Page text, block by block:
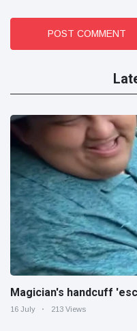
POST COMMENT
Magician's handcuff
16 July 213 Views